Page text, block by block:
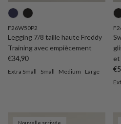
F26W50P2
Legging 7/8 taille haute Freddy
Training avec empiècement
Prix habituel
€34,90
Extra Small Small Medium Large
et